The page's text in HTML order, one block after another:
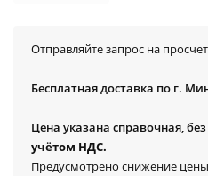
Отправляйте запрос на
Бесплатная доставка по г.
Цена указана справочная,
учётом НДС.
Предусмотрено снижение